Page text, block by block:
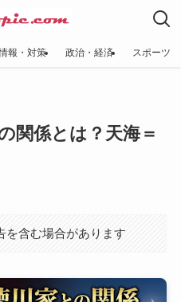
報・対策 政治・経済 スポーツ
関係とは？天海＝
含む場合があります